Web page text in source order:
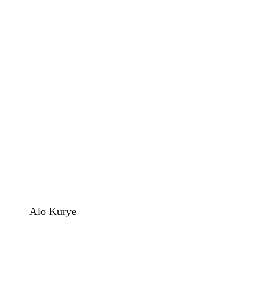
Alo Kurye